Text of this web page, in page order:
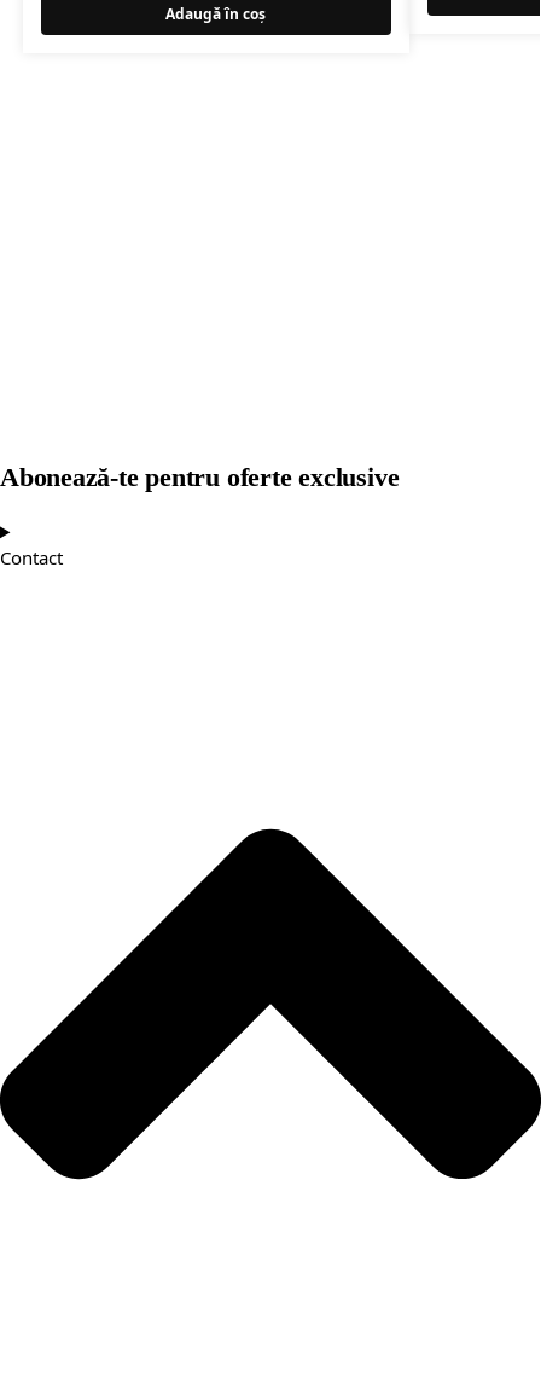
Adaugă în coș
Abonează-te pentru oferte exclusive
Contact